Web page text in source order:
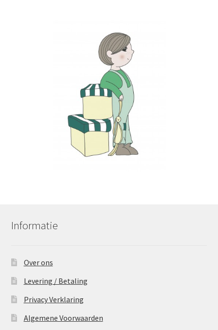
Informatie
Over ons
Levering / Betaling
Privacy Verklaring
Algemene Voorwaarden